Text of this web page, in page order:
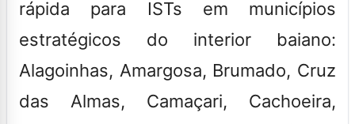
rápida para ISTs em municípios
estratégicos do interior baiano:
Alagoinhas, Amargosa, Brumado, Cruz
das Almas, Camaçari, Cachoeira,